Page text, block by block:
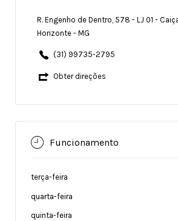
R. Engenho de Dentro, 578 - LJ 01 -
Horizonte - MG
(31) 99735-2795
Obter direções
Funcionamento
terça-feira
quarta-feira
quinta-feira